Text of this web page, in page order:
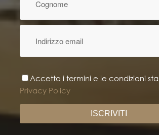
Accetto i termini e le condizioni
Privacy Policy